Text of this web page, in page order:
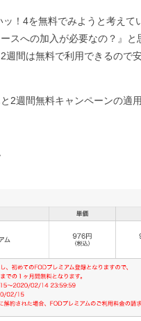
！4を無料でみようと考えて
スへの加入が必要なの？』と
週間は無料で利用できるので
2週間無料キャンペーンの適